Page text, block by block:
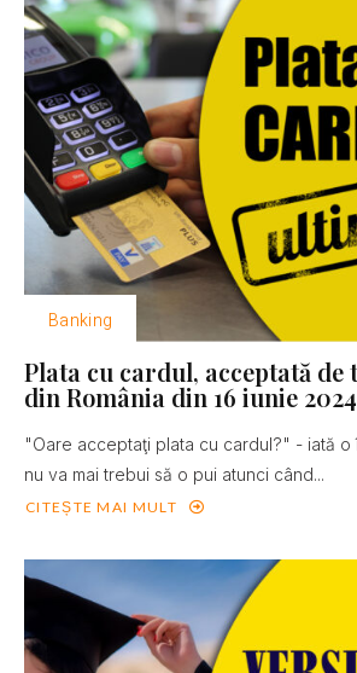
Banking
Plata cu cardul, acceptată de
din România din 16 iunie 2024
"Oare acceptaţi plata cu cardul?" - iată
nu va mai trebui să o pui atunci când...
CITEȘTE MAI MULT